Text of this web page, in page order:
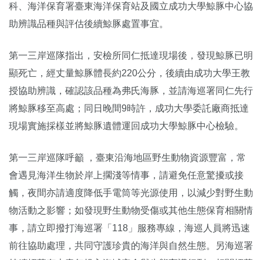
科、海洋保育署臺東海洋保育站及國立成功大學鯨豚中心協
助辨識品種與評估後續鯨豚處置事宜。
第一三岸巡隊指出，安檢所同仁抵達現場後，發現鯨豚已明
顯死亡，經丈量鯨豚體長約220公分，後續由成功大學王教
授協助辨識，確認該品種為弗氏海豚，並請海巡署同仁先行
將鯨豚移至高處；同日晚間9時許，成功大學委託廠商抵達
現場實施採樣並將鯨豚遺體運回成功大學鯨豚中心檢驗。
第一三岸巡隊呼籲 ，臺東沿海地區野生動物資源豐富，常
會遇見海洋生物於岸上擱淺等情事，請避免任意驚擾或接
觸，夜間亦請適度降低手電筒等光源使用，以減少對野生動
物活動之影響；如發現野生動物受傷或其他生態保育相關情
事，請立即撥打海巡署「118」服務專線，海巡人員將迅速
前往協助處理，共同守護珍貴的海洋與自然生態。另海巡署